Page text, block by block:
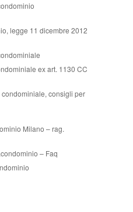
legge 11 dicembre 2012
ex art. 1130 CC
consigli per
Milano – rag.
– Faq